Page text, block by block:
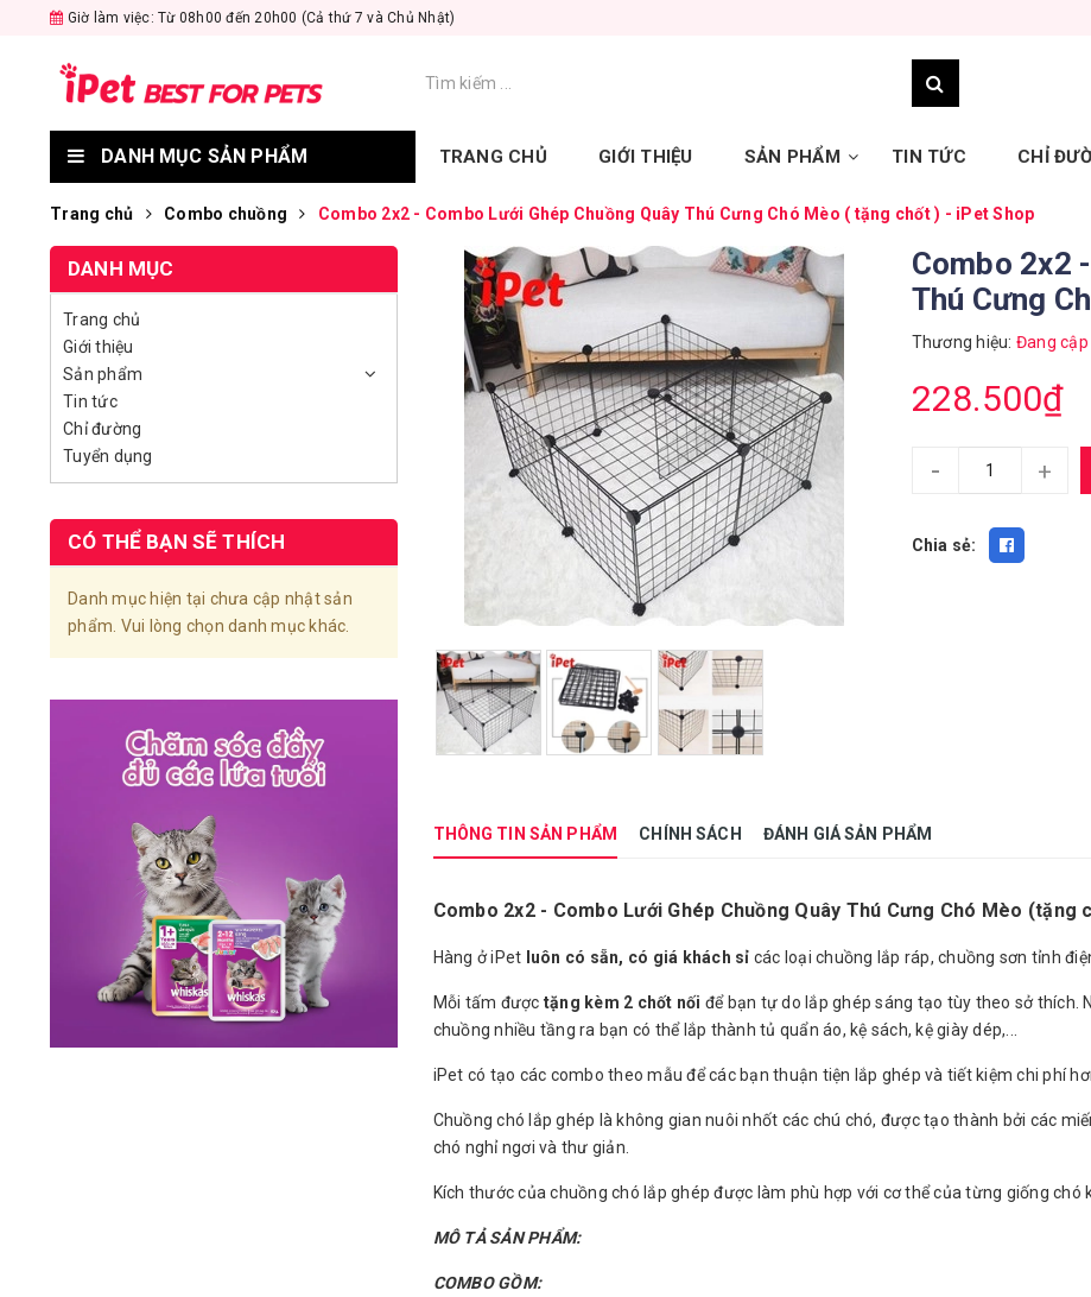
Giờ làm việc: Từ 08h00 đến 20h00 (Cả thứ 7 và Chủ Nhật)
DANH MỤC SẢN PHẨM TRANG CHỦ GIỚI THIỆU SẢN PHẨM TIN TỨC CHỈ
Trang chủ Combo chuồng Combo 2x2 - Combo Lưới Ghép Chuồng Quây Thú Cưng Chó Mèo ( tặng chốt ) - iPet Shop
Combo 2x2
Thú Cưng
Thương hiệu: Đang
228.500₫
- +
Chia sẻ:
THÔNG TIN SẢN PHẨM CHÍNH SÁCH ĐÁNH GIÁ SẢN PHẨM
Combo 2x2 - Combo Lưới Ghép Chuồng Quây Thú Cưng Chó Mèo (tặng
Hàng ở iPet luôn có sẵn, có giá khách sỉ các loại chuồng lắp ráp, chuồng sơn tỉnh
Mỗi tấm được tặng kèm 2 chốt nối để bạn tự do lắp ghép sáng tạo tùy theo sở thích.
chuồng nhiều tầng ra bạn có thể lắp thành tủ quẩn áo, kệ sách, kệ giày dép,...
iPet có tạo các combo theo mẫu để các bạn thuận tiện lắp ghép và tiết kiệm chi phí
Chuồng chó lắp ghép là không gian nuôi nhốt các chú chó, được tạo thành bởi các
chó nghỉ ngơi và thư giản.
Kích thước của chuồng chó lắp ghép được làm phù hợp với cơ thể của từng giống
MÔ TẢ SẢN PHẨM:
COMBO GỒM:
DANH MỤC
Trang chủ
Giới thiệu
Sản phẩm
Tin tức
Chỉ đường
Tuyển dụng
CÓ THỂ BẠN SẼ THÍCH
Danh mục hiện tại chưa cập nhật sản
phẩm. Vui lòng chọn danh mục khác.